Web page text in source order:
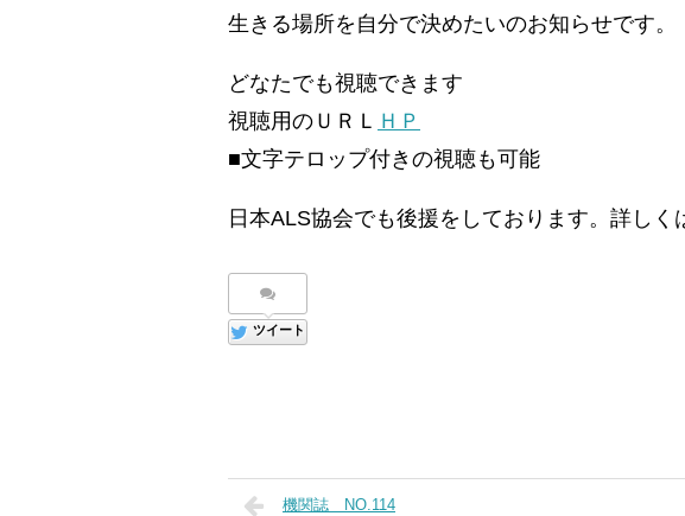
生きる場所を自分で決めたいのお知らせです。
どなたでも視聴できます
視聴用のＵＲＬ ＨＰ
■文字テロップ付きの視聴も可能
日本ALS協会でも後援をしております。詳しく
ツイート
機関誌 NO.114